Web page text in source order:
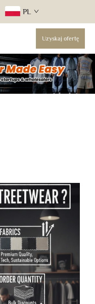
PL
Uzyskaj ofertę